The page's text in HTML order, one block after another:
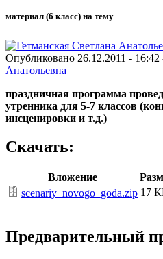
материал (6 класс) на тему
Опубликовано 26.12.2011 - 16:42
Анатольевна
праздничная программа
утренника для 5-7 классов
инсценировки и т.д.)
Скачать:
Вложение
scenariy_novogo_goda.zip 17
Предварительный